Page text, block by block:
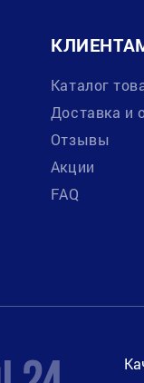
Каталог
Доставка и
Отзывы
Акции
FAQ